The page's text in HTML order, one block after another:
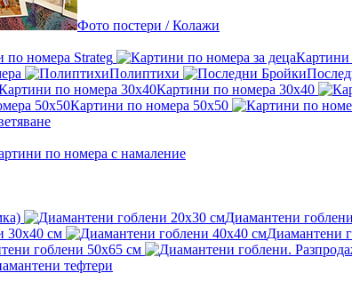
Фото постери / Колажи
по номера Strateg Картини
Полиптихи
Картини по номера 30x40
Картини по номера 50x50
по номера с намаление
Диамантени
30x40 см
Диамантени
гоблени 50x65 см
тефтери